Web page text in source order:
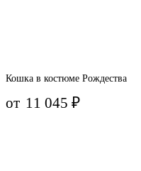
Кошка в костюме Рождества
от 11 045₽